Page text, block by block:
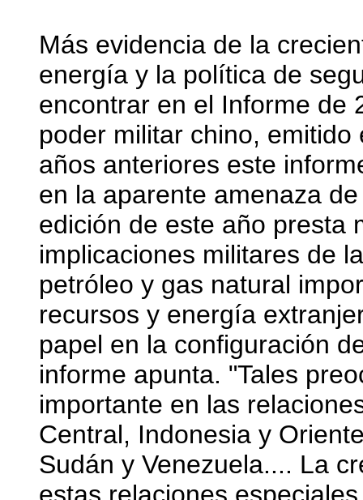
Más evidencia de la
energía y la política de
encontrar en el Informe de
poder militar chino,
años anteriores este
en la aparente amenaza
edición de este año presta
implicaciones militares de
petróleo y gas natural
recursos y energía
papel en la configuración
informe apunta. "Tales
importante en las
Central, Indonesia y
Sudán y Venezuela.... La